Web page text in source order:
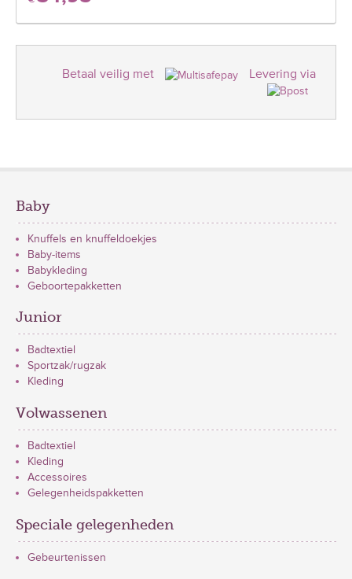
Betaal veilig met Levering via
Baby
Knuffels en knuffeldoekjes
Baby-items
Babykleding
Geboortepakketten
Junior
Badtextiel
Sportzak/rugzak
Kleding
Volwassenen
Badtextiel
Kleding
Accessoires
Gelegenheidspakketten
Speciale gelegenheden
Gebeurtenissen